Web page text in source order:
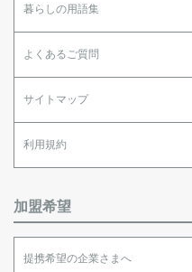
暮らしの用語集
よくあるご質問
サイトマップ
利用規約
加盟希望
提携希望の企業さまへ